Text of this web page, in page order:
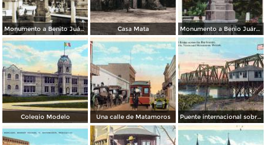
Monumento a Benito Juárez Casa Mata Monumento a Benio Juárez, Plaza de Armas y torre de la Catedral
Colegio Modelo Una calle de Matamoros Puente internacional sobre el Río Bravo entre Matamoros y Brownsville, Texas